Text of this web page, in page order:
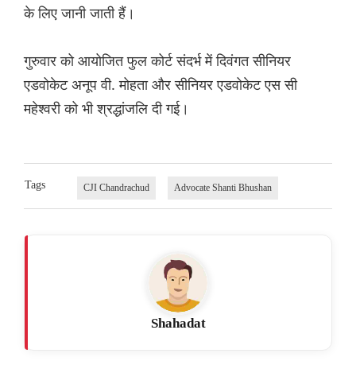
के लिए जानी जाती हैं।
गुरुवार को आयोजित फुल कोर्ट संदर्भ में दिवंगत सीनियर
एडवोकेट अनूप वी. मोहता और सीनियर एडवोकेट एस सी
महेश्वरी को भी श्रद्धांजलि दी गई।
Tags CJI Chandrachud Advocate Shanti Bhushan
Shahadat